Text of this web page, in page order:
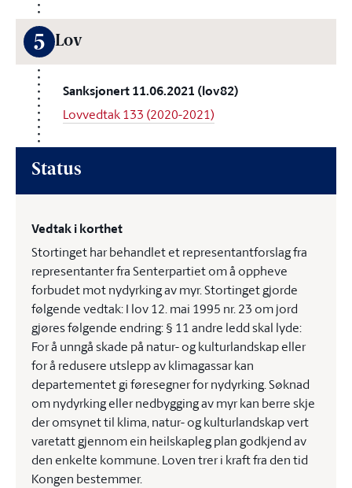
5 Lov
Sanksjonert 11.06.2021 (lov82)
Lovvedtak 133 (2020-2021)
Status
Vedtak i korthet
Stortinget har behandlet et representantforslag fra
representanter fra Senterpartiet om å oppheve
forbudet mot nydyrking av myr. Stortinget gjorde
følgende vedtak: I lov 12. mai 1995 nr. 23 om jord
gjøres følgende endring: § 11 andre ledd skal lyde:
For å unngå skade på natur- og kulturlandskap eller
for å redusere utslepp av klimagassar kan
departementet gi føresegner for nydyrking. Søknad
om nydyrking eller nedbygging av myr kan berre skje
der omsynet til klima, natur- og kulturlandskap vert
varetatt gjennom ein heilskapleg plan godkjend av
den enkelte kommune. Loven trer i kraft fra den tid
Kongen bestemmer.